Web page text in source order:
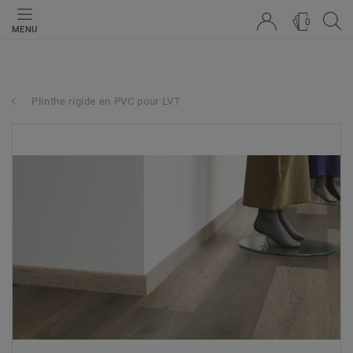
MENU
0
Plinthe rigide en PVC pour LVT